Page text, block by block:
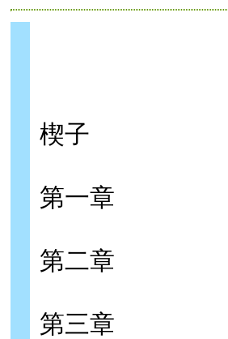
楔子
第一章
第二章
第三章